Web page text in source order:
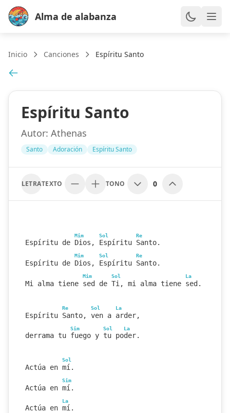
Alma de alabanza
Inicio Canciones Espíritu Santo
Espíritu Santo
Autor: Athenas
Santo Adoración Espíritu Santo
LETRATEXTO TONO 0
Mim Sol Re
Espíritu de Dios, Espíritu Santo.
Mim Sol Re
Espíritu de Dios, Espíritu Santo.
Mim Sol La
Mi alma tiene sed de Ti, mi alma tiene sed.
Re Sol La
Espíritu Santo, ven a arder,
Sim Sol La
derrama tu fuego y tu poder.
Sol
Actúa en mí.
Sim
Actúa en mí.
La
Actúa en mí.